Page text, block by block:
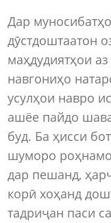
Дар
дӯстдоштаатон
маҳдудиятҳои
навгониҳо
усулҳои навро
ашёе пайдо
буд. Ба ҳисси
шуморо
дар пешанд,
корӣ хоҳанд
тадриҷан паси